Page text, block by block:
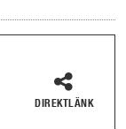
DIREKTLÄNK